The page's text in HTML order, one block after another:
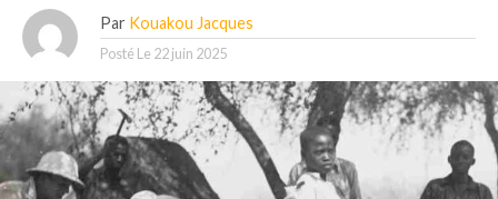
Par Kouakou Jacques
Posté Le 22 juin 2025